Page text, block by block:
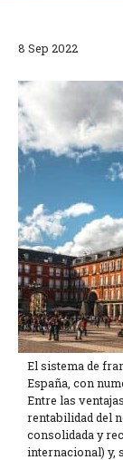
8 Sep 2022
El sistema de
España, con
Entre las
rentabilidad del
consolidada y
internacional) y,